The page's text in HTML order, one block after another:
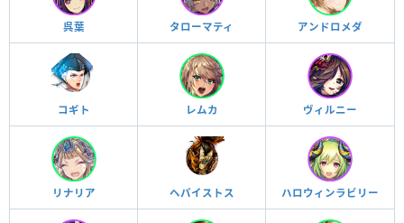
呉葉 タローマティ アンドロメダ
コギト レムカ ヴィルニー
リナリア ヘパイストス ハロウィンラビリー